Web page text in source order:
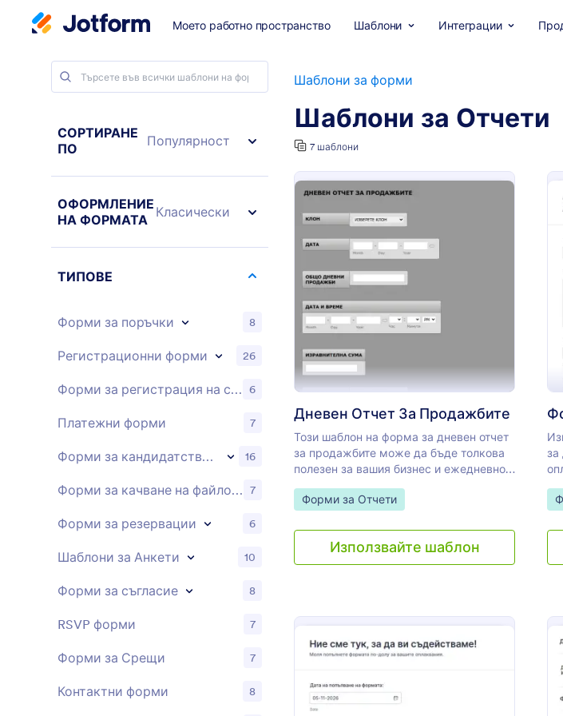
Моето работно пространство Шаблони Интеграции
Шаблони за форми
Шаблони за Отчети
7 шаблони
Преглед: Дневен Отчет За
Дневен Отчет За Продажбите
Този шаблон на форма за дневен отчет
за продажбите може да бъде толкова
полезен за вашия бизнес и ежедневно
отчитане на продажбите. Можете лесно
да събирате общи дневни продажби за
можете да идентифицирате общите
приходи и разходи и да ги представите
на вашия мениджър.
Go to Category:
Форми за Отчети
Използвайте шаблон
за
СОРТИРАНЕ
ПО
Популярност
ОФОРМЛЕНИЕ
НА ФОРМАТА Класически
ТИПОВЕ
Форми за поръчки 8
Регистрационни форми 26
Форми за регистрация на събития 6
Платежни форми 7
Форми за кандидатстване 16
Форми за качване на файлове 7
Форми за резервации 6
Шаблони за Анкети 10
Форми за съгласие 8
RSVP форми 7
Форми за Срещи 7
Контактни форми 8